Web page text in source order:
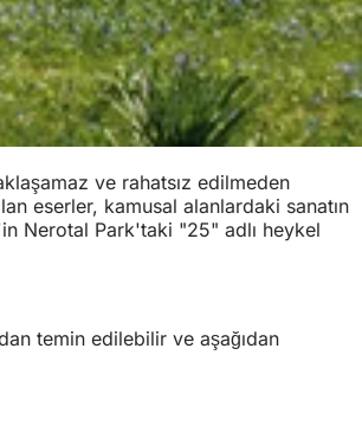
ve rahatsız edilmeden
eserler, kamusal alanlardaki sanatın
Nerotal Park'taki "25" adlı heykel
temin edilebilir ve aşağıdan